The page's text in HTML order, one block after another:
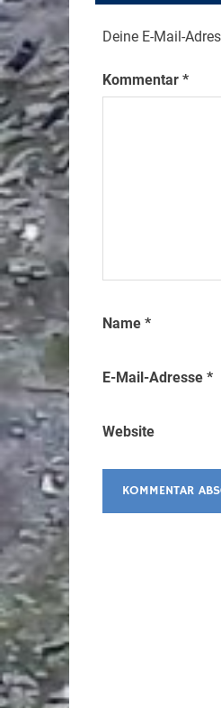
Deine E-Mail-
Kommentar *
Name *
E-Mail-Adresse *
Website